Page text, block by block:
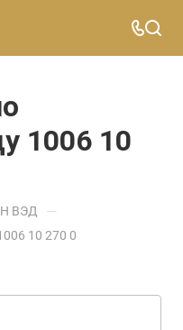
1006 10
ВЭД —
10 270 0